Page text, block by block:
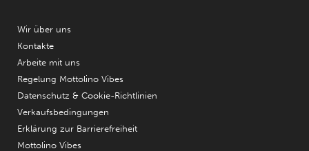
Wir über uns
Kontakte
Arbeite mit uns
Regelung Mottolino Vibes
Datenschutz & Cookie-Richtlinien
Verkaufsbedingungen
Erklärung zur Barrierefreiheit
Mottolino Vibes